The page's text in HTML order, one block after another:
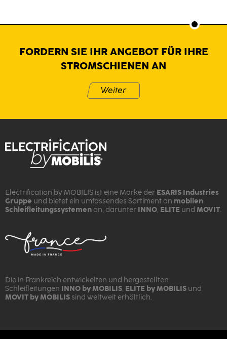
FORDERN SIE IHR ANGEBOT FÜR IHRE
STROMSCHIENEN AN
Weiter
Electrification by MOBILIS ist eine Marke der ESARIS Industries
Gruppe und bietet ein umfassendes Sortiment an mobilen
Schleifleitungssystemen an, darunter INNO ELITE und MOVIT
Die in Frankreich entwickelten und hergestellten
Schleifleitungen
INNO by MOBILIS ELITE by MOBILIS und
MOVIT by MOBILIS sind weltweit erhältlich.